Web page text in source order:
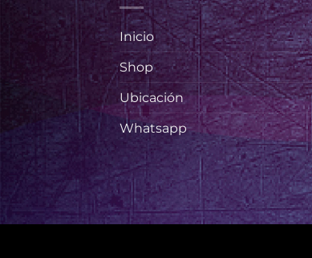
Inicio
Shop
Ubicación
Whatsapp